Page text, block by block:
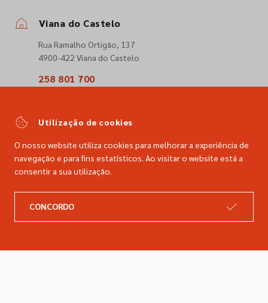
Viana do Castelo
Rua Ramalho Ortigão, 137
4900-422 Viana do Castelo
258 801 700
comercial@dimacer.com
Catálogo
Utilização de cookies
O nosso website utiliza cookies para melhorar a experiência de
navegação e para fins estatísticos. Ao visitar o website está a
consentir a sua utilização.
CONCORDO